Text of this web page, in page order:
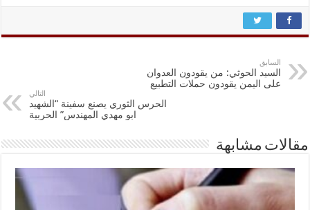
السابق
السيد الحوثي: من يقودون العدوان
على اليمن يقودون حملات التطبيع
التالي
الحرس الثوري يصنع سفينة “الشهيد
ابو مهدي المهندس” الحربية
مقالات مشابهة